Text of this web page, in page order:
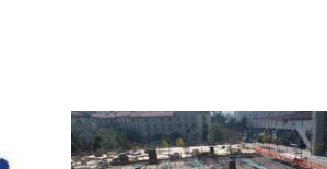
Image